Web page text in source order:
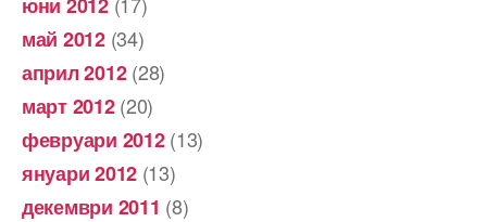
май 2012(34)
април 2012(28)
март 2012(20)
февруари 2012(13)
януари 2012 (13)
декември 2011 (8)